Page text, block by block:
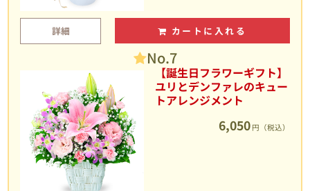
詳細 カートに入れる
No.7
【誕生日フラワーギフト】
ユリとデンファレのキュー
トアレンジメント
6,050 円（税込）